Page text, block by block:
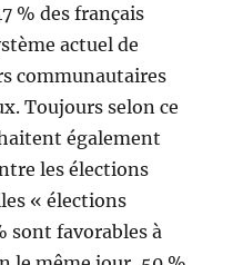
% des français
actuel de
communautaires
Toujours selon ce
également
les élections
« élections
sont favorables à